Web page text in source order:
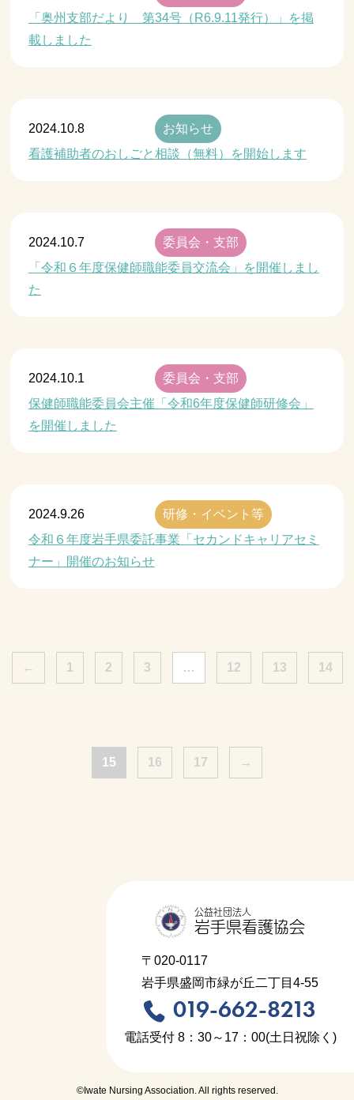
「奥州支部だより 第34号（R6.9.11発行）」を掲
載しました
2024.10.8
お知らせ
看護補助者のおしごと相談（無料）を開始します
2024.10.7
委員会・支部
「令和６年度保健師職能委員交流会」を開催しまし
た
2024.10.1
委員会・支部
保健師職能委員会主催「令和6年度保健師研修会」
を開催しました
2024.9.26
研修・イベント等
令和６年度岩手県委託事業「セカンドキャリアセミ
ナー」開催のお知らせ
← 1 2 3 … 12 13 14
15 16 17 →
公益社団法人
岩手県看護協会
〒020-0117
岩手県盛岡市緑が丘二丁目4-55
019-662-8213
電話受付 8：30～17：00(土日祝除く)
©Iwate Nursing Association. All rights reserved.